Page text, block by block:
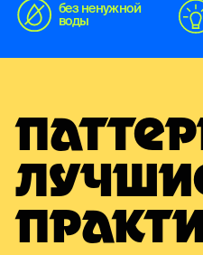
без ненужной
воды